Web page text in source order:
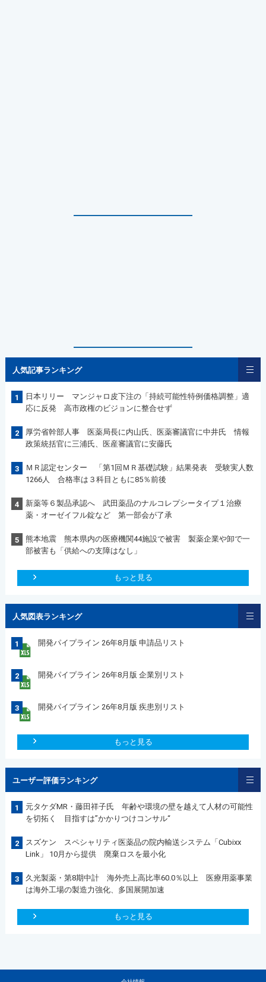
人気記事ランキング
1
日本リリー マンジャロ皮下注の「持続可能性特例価格調整」適
応に反発 高市政権のビジョンに整合せず
2
厚労省幹部人事 医薬局長に内山氏、医薬審議官に中井氏 情報
政策統括官に三浦氏、医産審議官に安藤氏
3
ＭＲ認定センター 「第1回ＭＲ基礎試験」結果発表 受験実人数
1266人 合格率は３科目ともに85％前後
4
新薬等６製品承認へ 武田薬品のナルコレプシータイプ１治療
薬・オーゼイフル錠など 第一部会が了承
5
熊本地震 熊本県内の医療機関44施設で被害 製薬企業や卸で一
部被害も「供給への支障はなし」
もっと見る
人気図表ランキング
1 開発パイプライン 26年8月版 申請品リスト
2 開発パイプライン 26年8月版 企業別リスト
3 開発パイプライン 26年8月版 疾患別リスト
もっと見る
ユーザー評価ランキング
1
元タケダMR・藤田祥子氏 年齢や環境の壁を越えて人材の可能性
を切拓く 目指すは”かかりつけコンサル“
2
スズケン スペシャリティ医薬品の院内輸送システム「Cubixx
Link」 10月から提供 廃棄ロスを最小化
3
久光製薬・第8期中計 海外売上高比率60.0％以上 医療用薬事業
は海外工場の製造力強化、多国展開加速
もっと見る